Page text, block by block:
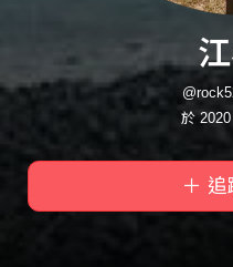
於
＋ 追